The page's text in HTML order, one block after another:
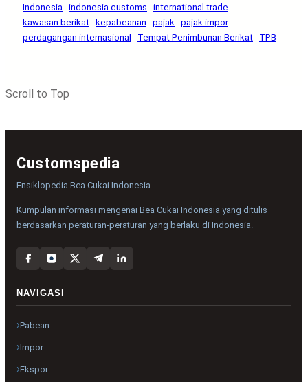
Indonesia indonesia customs
international trade
kawasan berikat
kepabeanan pajak pajak impor
perdagangan internasional
Tempat Penimbunan Berikat TPB
Scroll to Top
Customspedia
Ensiklopedia Bea Cukai Indonesia
Kumpulan informasi mengenai Bea Cukai Indonesia yang ditulis
berdasarkan peraturan-peraturan yang berlaku di Indonesia.
NAVIGASI
Pabean
Impor
Ekspor